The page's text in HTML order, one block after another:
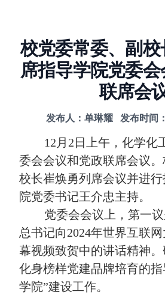
校党委常委、副
席指导学院党委
联席会
发布人：单琳耀 发布时间
12 月 2 日上午，化学化
委会会议和党政联席会议。
校长崔焕勇列席会议并进
院党委书记王介忠主持。
党委会会议上，第一
总书记向2024年世界互联
幕视频致贺中的讲话精神
化身榜样党建品牌培育的
学院”建设工作。